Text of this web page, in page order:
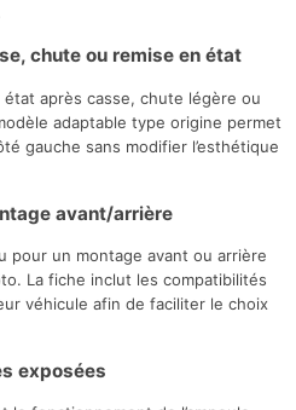
chute ou remise en état
après casse, chute légère ou
adaptable type origine permet
gauche sans modifier l’esthétique
avant/arrière
pour un montage avant ou arrière
La fiche inclut les compatibilités
véhicule afin de faciliter le choix
exposées